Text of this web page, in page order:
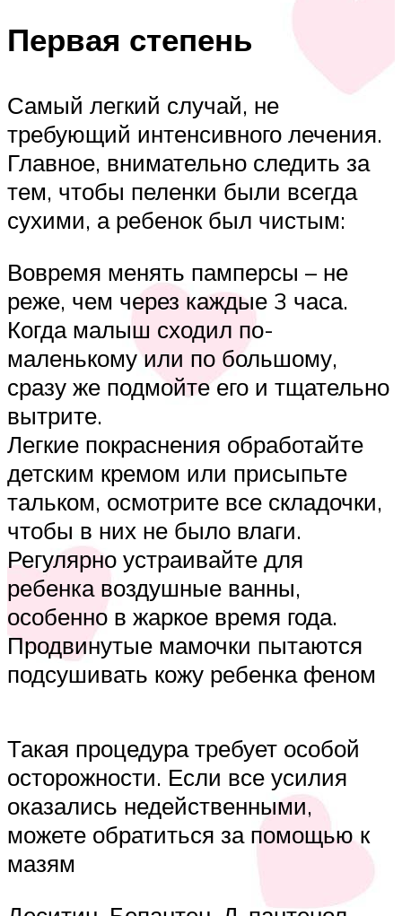
Первая степень
Самый легкий случай, не
требующий интенсивного лечения.
Главное, внимательно следить за
тем, чтобы пеленки были всегда
сухими, а ребенок был чистым:
Вовремя менять памперсы – не
реже, чем через каждые 3 часа.
Когда малыш сходил по-
маленькому или по большому,
сразу же подмойте его и тщательно
вытрите.
Легкие покраснения обработайте
детским кремом или присыпьте
тальком, осмотрите все складочки,
чтобы в них не было влаги.
Регулярно устраивайте для
ребенка воздушные ванны,
особенно в жаркое время года.
Продвинутые мамочки пытаются
подсушивать кожу ребенка феном
Такая процедура требует особой
осторожности. Если все усилия
оказались недейственными,
можете обратиться за помощью к
мазям